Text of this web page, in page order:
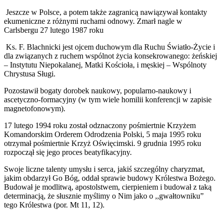
Jeszcze w Polsce, a potem także zagranicą nawiązywał kontakty
ekumeniczne z różnymi ruchami odnowy. Zmarł nagle w
Carlsbergu 27 lutego 1987 roku
Ks. F. Blachnicki jest ojcem duchowym dla Ruchu Światło-Życie i
dla związanych z ruchem wspólnot życia konsekrowanego: żeńskiej
– Instytutu Niepokalanej, Matki Kościoła, i męskiej – Wspólnoty
Chrystusa Sługi.
Pozostawił bogaty dorobek naukowy, popularno-naukowy i
ascetyczno-formacyjny (w tym wiele homilii konferencji w zapisie
magnetofonowym).
17 lutego 1994 roku został odznaczony pośmiertnie Krzyżem
Komandorskim Orderem Odrodzenia Polski, 5 maja 1995 roku
otrzymał pośmiertnie Krzyż Oświęcimski. 9 grudnia 1995 roku
rozpoczął się jego proces beatyfikacyjny.
Swoje liczne talenty umysłu i serca, jakiś szczególny charyzmat,
jakim obdarzył Go Bóg, oddał sprawie budowy Królestwa Bożego.
Budował je modlitwą, apostolstwem, cierpieniem i budował z taką
determinacją, że słusznie myślimy o Nim jako o ,,gwałtowniku”
tego Królestwa (por. Mt 11, 12).